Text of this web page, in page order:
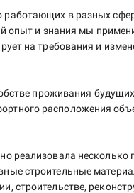
в разных
опыт и знания мы
на требования и
проживания
расположения
реализовала несколько
строительные
строительстве,